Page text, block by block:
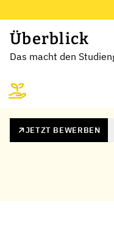
Überblick
Das macht den
JETZT BEWERBEN